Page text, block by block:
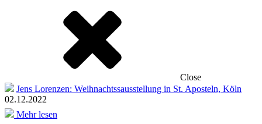
Close
Jens Lorenzen: Weihnachtssausstellung in St. Aposteln, Köln
02.12.2022
Mehr lesen